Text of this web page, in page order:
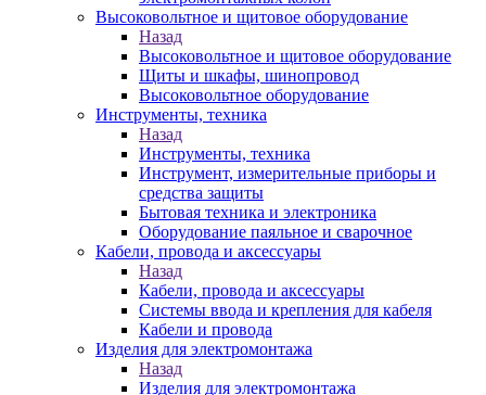
Высоковольтное и щитовое оборудование
Назад
Высоковольтное и щитовое оборудование
Щиты и шкафы, шинопровод
Высоковольтное оборудование
Инструменты, техника
Назад
Инструменты, техника
Инструмент, измерительные приборы и
средства защиты
Бытовая техника и электроника
Оборудование паяльное и сварочное
Кабели, провода и аксессуары
Назад
Кабели, провода и аксессуары
Системы ввода и крепления для кабеля
Кабели и провода
Изделия для электромонтажа
Назад
Изделия для электромонтажа